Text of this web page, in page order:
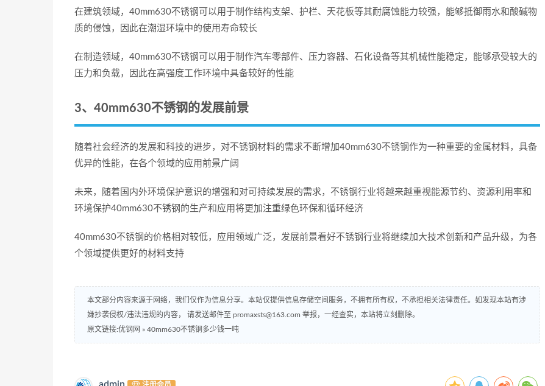
在建筑领域，40mm630不锈钢可以用于制作结构支架、护栏、天花板等其耐腐蚀能力较强，能够抵御雨水和酸碱物
质的侵蚀，因此在潮湿环境中的使用寿命较长
在制造领域，40mm630不锈钢可以用于制作汽车零部件、压力容器、石化设备等其机械性能稳定，能够承受较大的
压力和负载，因此在高强度工作环境中具备较好的性能
3、40mm630不锈钢的发展前景
随着社会经济的发展和科技的进步，对不锈钢材料的需求不断增加40mm630不锈钢作为一种重要的金属材料，具备
优异的性能，在各个领域的应用前景广阔
未来，随着国内外环境保护意识的增强和对可持续发展的需求，不锈钢行业将越来越重视能源节约、资源利用率和
环境保护40mm630不锈钢的生产和应用将更加注重绿色环保和循环经济
40mm630不锈钢的价格相对较低，应用领域广泛，发展前景看好不锈钢行业将继续加大技术创新和产品升级，为各
个领域提供更好的材料支持
本文部分内容来源于网络，我们仅作为信息分享。本站仅提供信息存储空间服务，不拥有所有权，不承担相关法律责任。如发现本站有涉
嫌抄袭侵权/违法违规的内容， 请发送邮件至 promaxsts@163.com 举报，一经查实，本站将立刻删除。
原文链接:优钢网 » 40mm630不锈钢多少钱一吨